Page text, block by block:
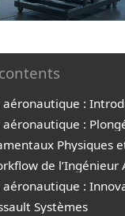
:
:
Physiques
de
:
Systèmes